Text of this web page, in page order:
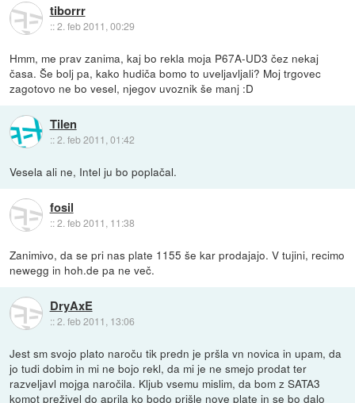
tiborrr
::2. feb 2011, 00:29
Hmm, me prav zanima, kaj bo rekla moja P67A-UD3 čez nekaj
časa. Še bolj pa, kako hudiča bomo to uveljavljali? Moj trgovec
zagotovo ne bo vesel, njegov uvoznik še manj :D
Tilen
::2. feb 2011, 01:42
Vesela ali ne, Intel ju bo poplačal.
fosil
::2. feb 2011, 11:38
Zanimivo, da se pri nas plate 1155 še kar prodajajo. V tujini, recimo
newegg in hoh.de pa ne več.
DryAxE
::2. feb 2011, 13:06
Jest sm svojo plato naroču tik predn je pršla vn novica in upam, da
jo tudi dobim in mi ne bojo rekl, da mi je ne smejo prodat ter
razveljavl mojga naročila. Kljub vsemu mislim, da bom z SATA3
komot preživel do aprila ko bodo prišle nove plate in se bo dalo